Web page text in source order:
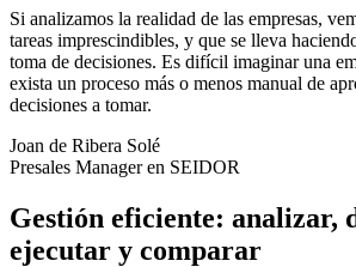
Si analizamos la realidad de las empresas,
tareas imprescindibles, y que se lleva
toma de decisiones. Es difícil imaginar una
exista un proceso más o menos manual de
decisiones a tomar.
Joan de Ribera Solé
Presales Manager en SEIDOR
Gestión eficiente: analizar,
ejecutar y comparar